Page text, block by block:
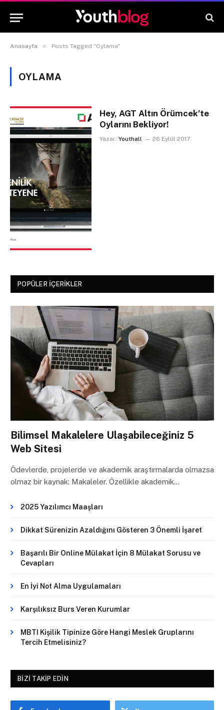
Anasayfa » Posts Tagged "Oylama"
OYLAMA
Hey, AGT Altın Örümcek’te
Oylarını Bekliyor!
Yazar: Youthall 26 Eylül 2017
POPÜLER İÇERIKLER
Bilimsel Makalelere Ulaşabileceğiniz 5
Web Sitesi
Ödevlerde, projelerde ve akademik araştırmalarda olmazsa
olmaz bir kaynak: Makaleler. Özellikle akademik…
2025 Yazılımcı Maaşları
Dikkat Sürenizin Azaldığını Gösteren 3 Önemli İşaret
Başarılı Bir Online Mülakat İçin 8 Mülakat Sorusu ve
Cevapları
En İyi Not Alma Uygulamaları
Karşılıksız Burs Veren Kurumlar
MBTI Kişilik Tipinize Göre Hangi Meslek Gruplarını
Tercih Etmelisiniz?
BIZI TAKIP EDIN